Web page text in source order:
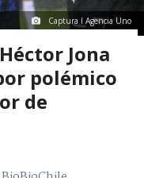
Captura I Agencia Uno
Jona
polémico
de